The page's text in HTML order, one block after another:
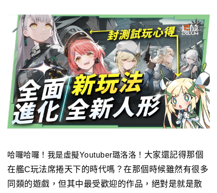
哈囉哈囉！我是虛擬Youtuber璐洛洛！ 大家還記得那個
在艦C玩法席捲天下的時代嗎？ 在那個時候雖然有很多
同類的遊戲， 但其中最受歡迎的作品，絕對是就是散